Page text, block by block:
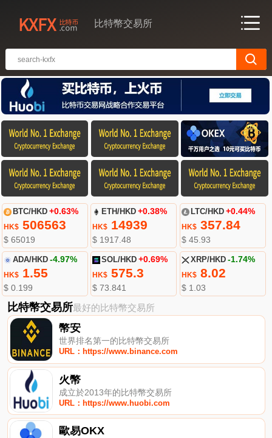
比特幣交易所
BTC/HKD +0.63%
HK$506563
$ 65019
ETH/HKD +0.38%
HK$ 14939
$ 1917.48
LTC/HKD +0.44%
HK$357.84
$ 45.93
ADA/HKD -4.97%
HK$1.55
$ 0.199
SOL/HKD +0.69%
HK$ 575.3
$ 73.841
XRP/HKD -1.74%
HK$8.02
$ 1.03
比特幣交易所最好的比特幣交易所
幣安
世界排名第一的比特幣交易所
URL：https://www.binance.com
火幣
成立於2013年的比特幣交易所
URL：https://www.huobi.com
歐易OKX